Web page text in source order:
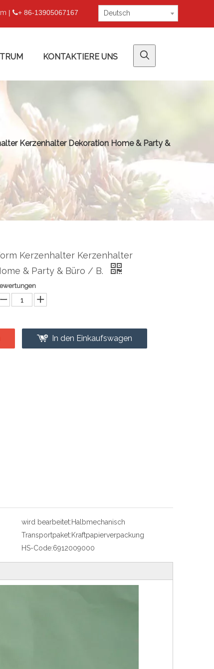
| + 86-13905067167 Deutsch
KONTAKTIERE UNS
Kerzenhalter Dekoration Home & Party &
Kerzenhalter Kerzenhalter
& Party & Büro / B.
In den Einkaufswagen
wird bearbeitet:Halbmechanisch
Transportpaket:Kraftpapierverpackung
HS-Code:6912009000